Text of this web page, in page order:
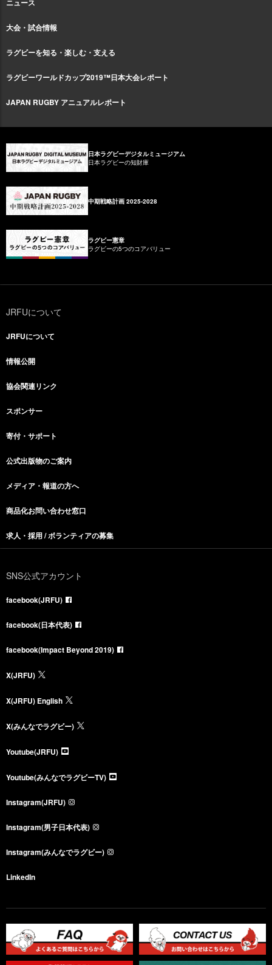
ニュース
大会・試合情報
ラグビーを知る・楽しむ・支える
ラグビーワールドカップ2019™日本大会レポート
JAPAN RUGBY アニュアルレポート
日本ラグビーデジタルミュージアム
日本ラグビーの知財庫
中期戦略計画 2025-2028
ラグビー憲章
ラグビーの5つのコアバリュー
JRFUについて
JRFUについて
情報公開
協会関連リンク
スポンサー
寄付・サポート
公式出版物のご案内
メディア・報道の方へ
商品化お問い合わせ窓口
求人・採用 / ボランティアの募集
SNS公式アカウント
facebook(JRFU)
facebook(日本代表)
facebook(Impact Beyond 2019)
X(JRFU)
X(JRFU) English
X(みんなでラグビー)
Youtube(JRFU)
Youtube(みんなでラグビーTV)
Instagram(JRFU)
Instagram(男子日本代表)
Instagram(みんなでラグビー)
LinkedIn